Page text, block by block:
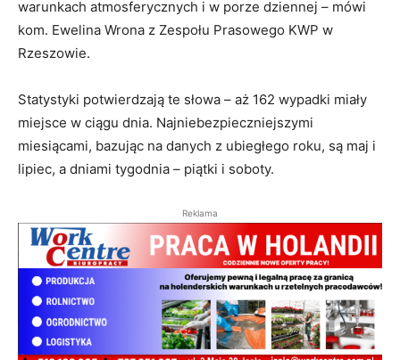
warunkach atmosferycznych i w porze dziennej – mówi
kom. Ewelina Wrona z Zespołu Prasowego KWP w
Rzeszowie.
Statystyki potwierdzają te słowa – aż 162 wypadki miały
miejsce w ciągu dnia. Najniebezpieczniejszymi
miesiącami, bazując na danych z ubiegłego roku, są maj i
lipiec, a dniami tygodnia – piątki i soboty.
Reklama